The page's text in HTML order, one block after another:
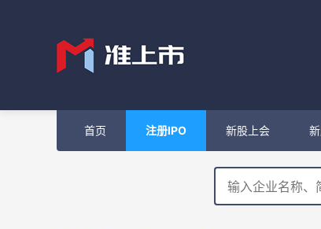
首页 注册IPO 新股上会